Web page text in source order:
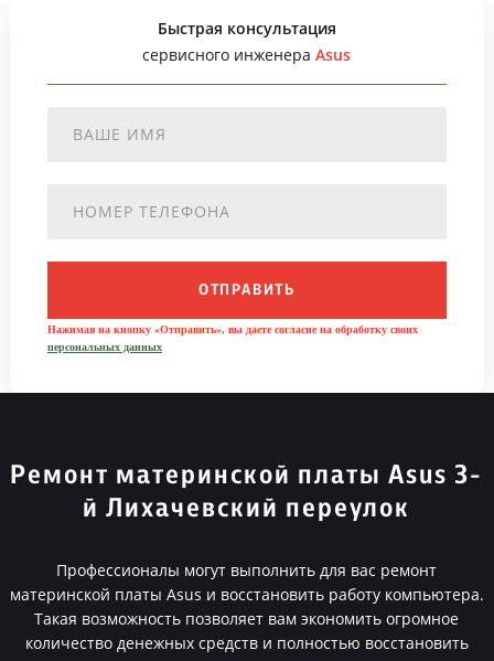
Быстрая консультация
сервисного инженераAsus
ОТПРАВИТЬ
Нажимая на кнопку «Отправить», вы даете согласие на обработку своих
персональных данных
Ремонт материнской платы Asus 3-
й Лихачевский переулок
Профессионалы могут выполнить для вас ремонт
материнской платы Asus и восстановить работу компьютера.
Такая возможность позволяет вам экономить огромное
количество денежных средств и полностью восстановить